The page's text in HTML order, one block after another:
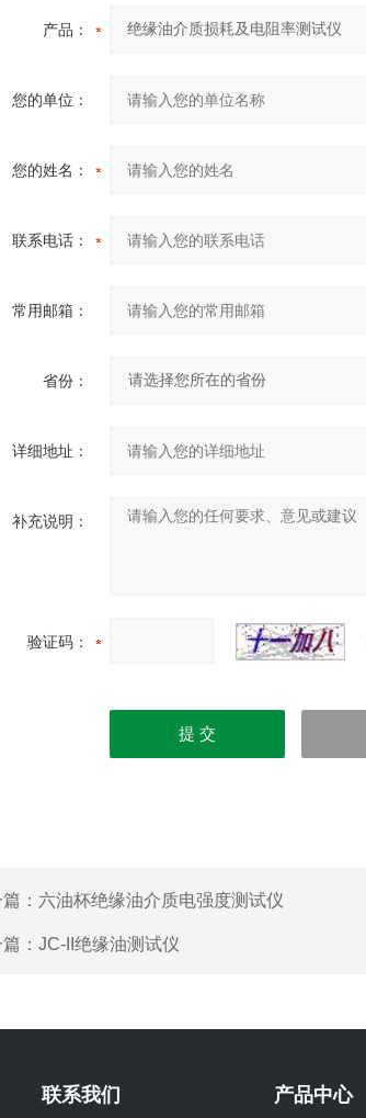
产品：
您的单位：
您的姓名：
联系电话：
常用邮箱：
省份：
详细地址：
补充说明：
验证码：
篇： 六油杯绝缘油介质电强度测试仪
： JC-II绝缘油测试仪
联系我们 产品中心